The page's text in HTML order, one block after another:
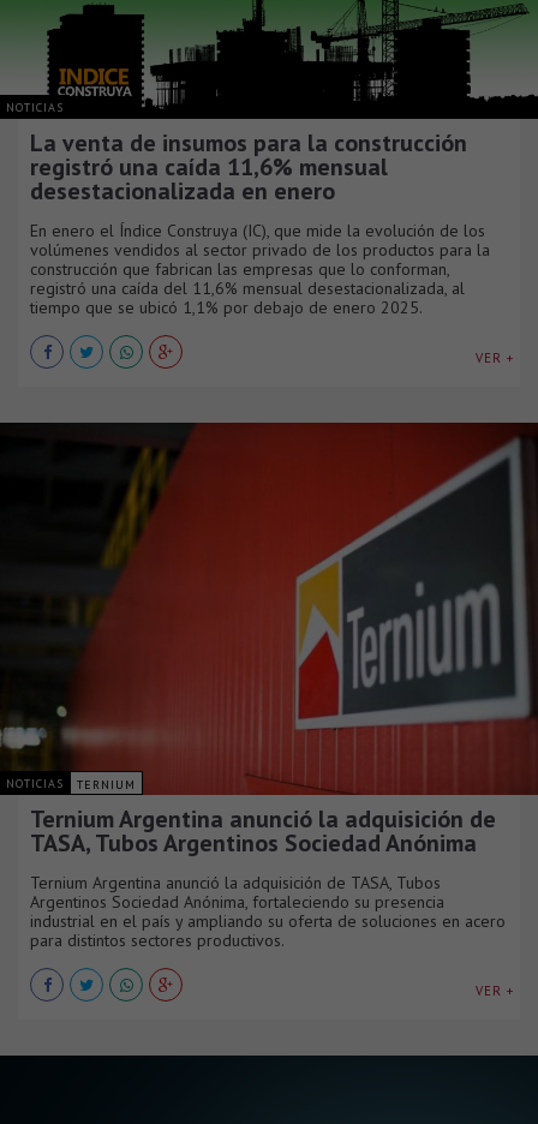
NOTICIAS
La venta de insumos para la construcción
registró una caída 11,6% mensual
desestacionalizada en enero
En enero el Índice Construya (IC), que mide la evolución de los
volúmenes vendidos al sector privado de los productos para la
construcción que fabrican las empresas que lo conforman,
registró una caída del 11,6% mensual desestacionalizada, al
tiempo que se ubicó 1,1% por debajo de enero 2025.
VER +
NOTICIAS TERNIUM
Ternium Argentina anunció la adquisición de
TASA, Tubos Argentinos Sociedad Anónima
Ternium Argentina anunció la adquisición de TASA, Tubos
Argentinos Sociedad Anónima, fortaleciendo su presencia
industrial en el país y ampliando su oferta de soluciones en acero
para distintos sectores productivos.
VER +